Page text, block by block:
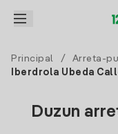
Principal / Arreta-
Iberdrola Ubeda
Duzun